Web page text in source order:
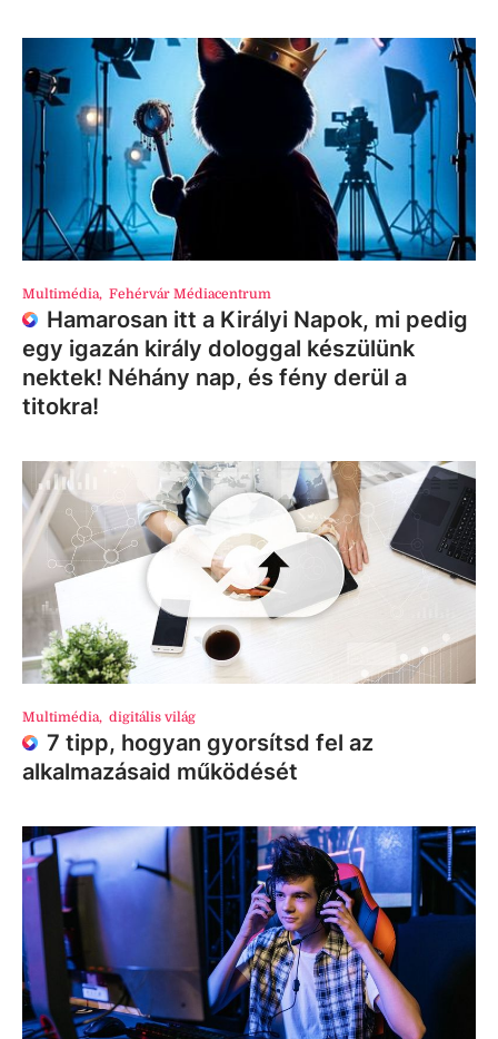
Multimédia, Fehérvár Médiacentrum
Hamarosan itt a Királyi Napok, mi pedig
egy igazán király dologgal készülünk
nektek! Néhány nap, és fény derül a
titokra!
Multimédia, digitális világ
7 tipp, hogyan gyorsítsd fel az
alkalmazásaid működését